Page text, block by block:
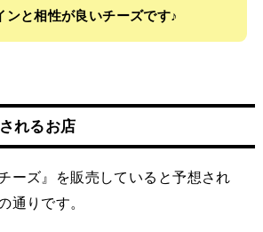
ンと相性が良いチーズです♪
れるお店
ーズ』を販売していると予想され
通りです。